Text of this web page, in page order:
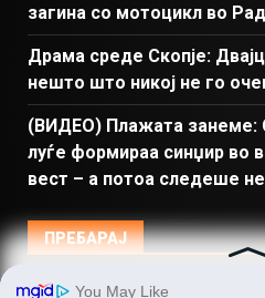
загина со мотоцикл во
Драма среде Скопје:
нешто што никој не го
(ВИДЕО) Плажата занеме:
луѓе формираа синџир во
вест – а потоа следеше
ПРЕБАРАЈ